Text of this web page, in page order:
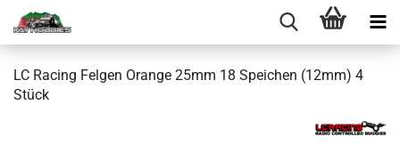
LC Racing Felgen Orange 25mm 18 Speichen (12mm) 4
Stück